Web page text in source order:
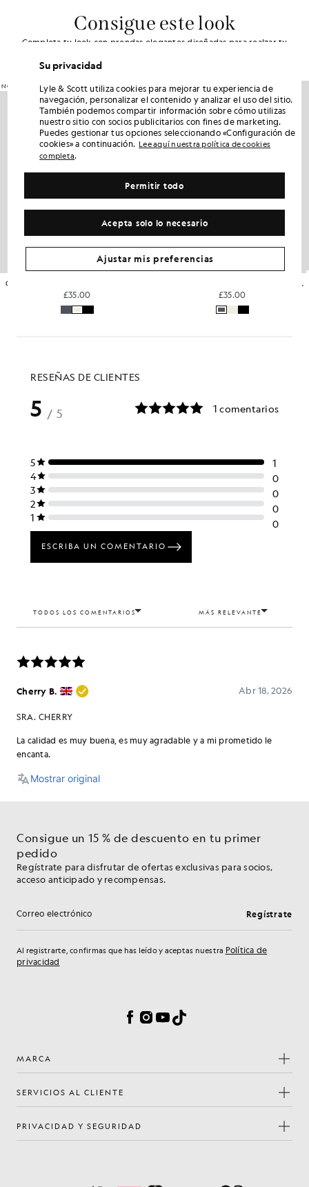
Consigue este look
Completa tu look con prendas elegantes diseñadas para realzar tu
NOVEDADES
£35.00
NOVEDADES
Camiseta deportiva con mangas reflectantes
£35.00
Consigue un 15 % de descuento en tu primer
pedido
Regístrate para disfrutar de ofertas exclusivas para socios,
acceso anticipado y recompensas.
Dirección de correo electrónico Regístrate
Al registrarte, confirmas que has leído y aceptas nuestra Política de
privacidad
Facebook
Instagram
YouTube
TikTok
MARCA
SERVICIOS AL CLIENTE
PRIVACIDAD Y SEGURIDAD
Su privacidad
Lyle & Scott utiliza cookies para mejorar tu experiencia de
navegación, personalizar el contenido y analizar el uso del sitio.
También podemos compartir información sobre cómo utilizas
nuestro sitio con socios publicitarios con fines de marketing.
Puedes gestionar tus opciones seleccionando «Configuración de
cookies» a continuación. Lee aquí nuestra política de cookies
completa.
Acepta solo lo necesario
Permitir todo
Ajustar mis preferencias